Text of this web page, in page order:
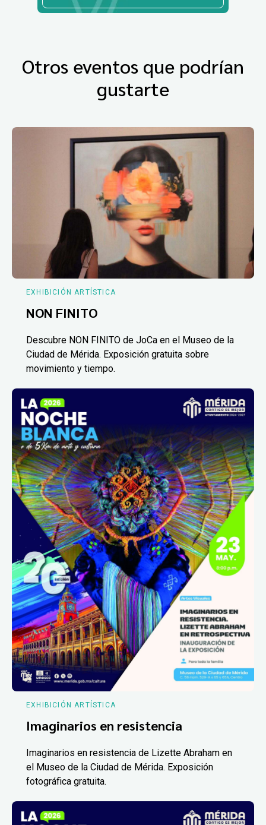
Otros eventos que podrían
gustarte
EXHIBICIÓN ARTÍSTICA
NON FINITO
Descubre NON FINITO de JoCa en el Museo de la
Ciudad de Mérida. Exposición gratuita sobre
movimiento y tiempo.
EXHIBICIÓN ARTÍSTICA
Imaginarios en resistencia
Imaginarios en resistencia de Lizette Abraham en
el Museo de la Ciudad de Mérida. Exposición
fotográfica gratuita.